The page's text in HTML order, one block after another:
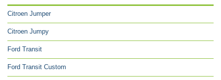
Citroen Jumper
Citroen Jumpy
Ford Transit
Ford Transit Custom